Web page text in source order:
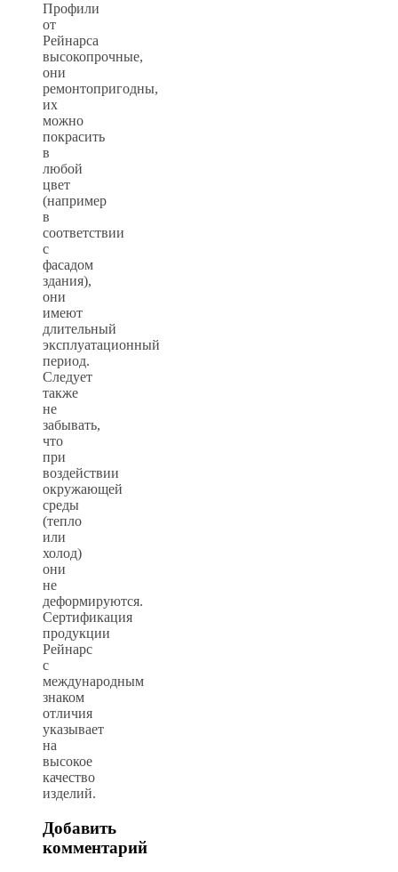
Профили
от
Рейнарса
высокопрочные,
они
ремонтопригодны,
их
можно
покрасить
в
любой
цвет
(например
в
соответствии
с
фасадом
здания),
они
имеют
длительный
эксплуатационный
период.
Следует
также
не
забывать,
что
при
воздействии
окружающей
среды
(тепло
или
холод)
они
не
деформируются.
Сертификация
продукции
Рейнарс
с
международным
знаком
отличия
указывает
на
высокое
качество
изделий.
Добавить
комментарий